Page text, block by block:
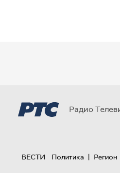
Радио
ВЕСТИ Политика | Регион